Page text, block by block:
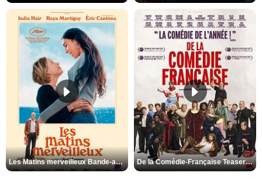
Les Matins merveilleux Bande-annonce VF De la Comédie-Française Teaser VF